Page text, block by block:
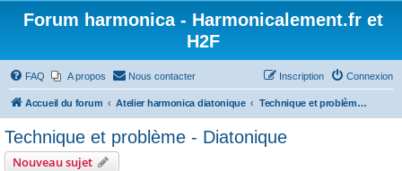
Forum harmonica - Harmonicalement.fr et
H2F
FAQ A propos Nous contacter Connexion
Inscription
Accueil du forum Atelier harmonica diatonique Technique et problème - Diatonique
Technique et problème - Diatonique
Nouveau sujet